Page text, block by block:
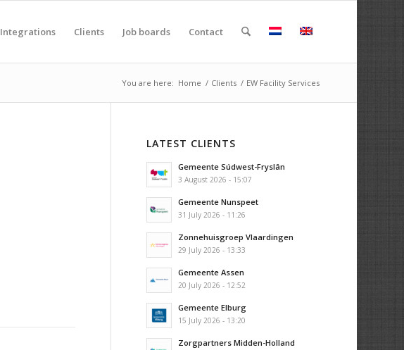
Integrations Clients Job boards Contact
You are here: Home / Clients / EW Facility Services
LATEST CLIENTS
Gemeente Súdwest-Fryslân
3 August 2026 - 15:07
Gemeente Nunspeet
31 July 2026 - 11:26
Zonnehuisgroep Vlaardingen
29 July 2026 - 13:33
Gemeente Assen
20 July 2026 - 12:52
Gemeente Elburg
15 July 2026 - 13:20
Zorgpartners Midden-Holland